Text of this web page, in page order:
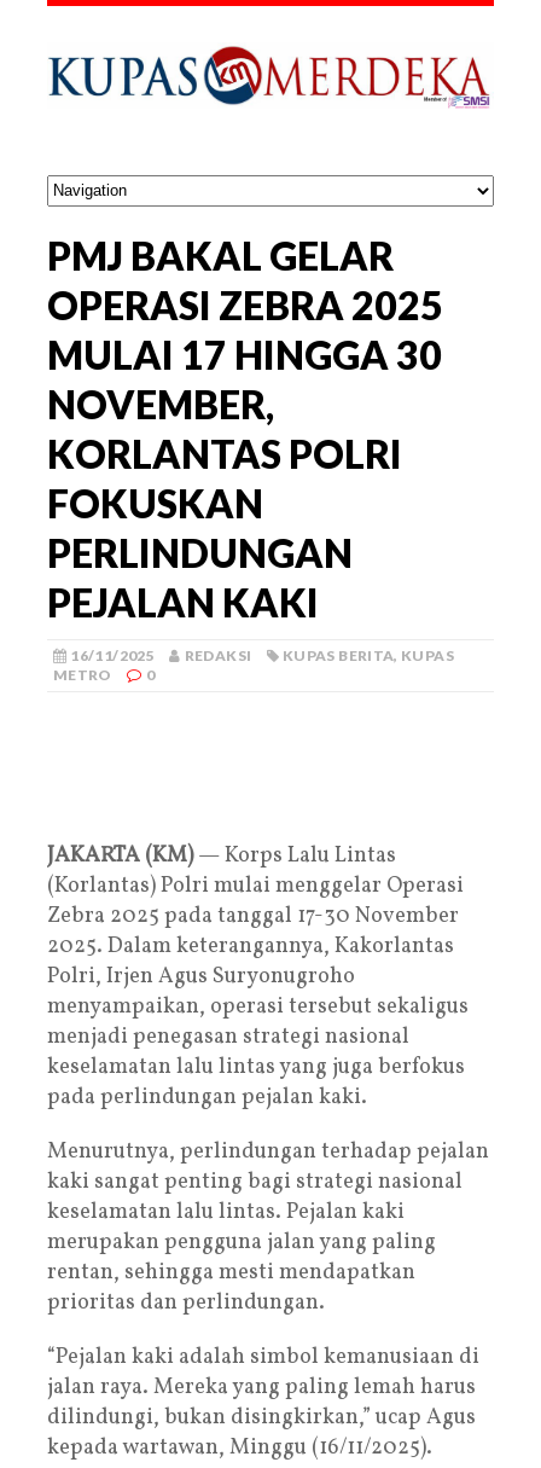
PMJ BAKAL GELAR
OPERASI ZEBRA 2025
MULAI 17 HINGGA 30
NOVEMBER,
KORLANTAS POLRI
FOKUSKAN
PERLINDUNGAN
PEJALAN KAKI
16/11/2025 REDAKSI KUPAS BERITA, KUPAS
METRO
0
JAKARTA (KM)— Korps Lalu Lintas
(Korlantas) Polri mulai menggelar Operasi
Zebra 2025 pada tanggal 17-30 November
2025. Dalam keterangannya, Kakorlantas
Polri, Irjen Agus Suryonugroho
menyampaikan, operasi tersebut sekaligus
menjadi penegasan strategi nasional
keselamatan lalu lintas yang juga berfokus
pada perlindungan pejalan kaki.
Menurutnya, perlindungan terhadap pejalan
kaki sangat penting bagi strategi nasional
keselamatan lalu lintas. Pejalan kaki
merupakan pengguna jalan yang paling
rentan, sehingga mesti mendapatkan
prioritas dan perlindungan.
“Pejalan kaki adalah simbol kemanusiaan di
jalan raya. Mereka yang paling lemah harus
dilindungi, bukan disingkirkan,” ucap Agus
kepada wartawan, Minggu (16/11/2025).